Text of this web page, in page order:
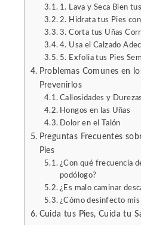
1. Lava y Seca Bien
2. Hidrata tus Pies
3. Corta tus Uñas
4. Usa el Calzado
5. Exfolia tus Pies
Problemas Comunes en
Prevenirlos
Callosidades y Durezas
Hongos en las Uñas
Dolor en el Talón
Preguntas Frecuentes
Pies
¿Con qué frecuencia
podólogo?
¿Es malo caminar
¿Cómo desinfecto mis
Cuida tus Pies, Cuida tu